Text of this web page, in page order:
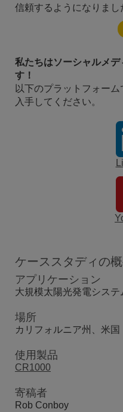
信頼するようになりまし
私たちはソーシャルメ
す！
以下のプラットフォー
入手してください。
ケーススタディの
アプリケーション
大規模太陽光発電シス
場所
カリフォルニア州、米国
使用製品
CR1000
寄稿者
Rob Conboy